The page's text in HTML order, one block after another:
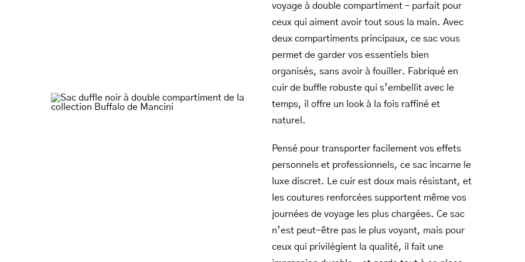
voyage à double compartiment – parfait pour
ceux qui aiment avoir tout sous la main. Avec
deux compartiments principaux, ce sac vous
permet de garder vos essentiels bien
organisés, sans avoir à fouiller. Fabriqué en
cuir de buffle robuste qui s’embellit avec le
temps, il offre un look à la fois raffiné et
naturel.
Pensé pour transporter facilement vos effets
personnels et professionnels, ce sac incarne le
luxe discret. Le cuir est doux mais résistant, et
les coutures renforcées supportent même vos
journées de voyage les plus chargées. Ce sac
n’est peut-être pas le plus voyant, mais pour
ceux qui privilégient la qualité, il fait une